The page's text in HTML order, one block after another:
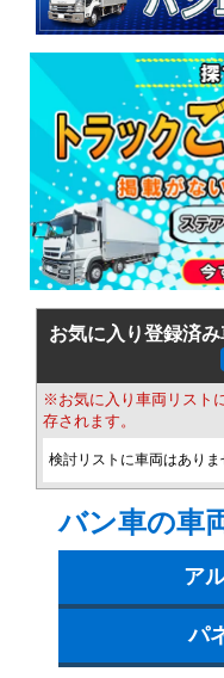
お気に入り登録済み
※お気に入り車両リスト
存されます。
検討リストに車両はありま
バン車の車
ア
パ